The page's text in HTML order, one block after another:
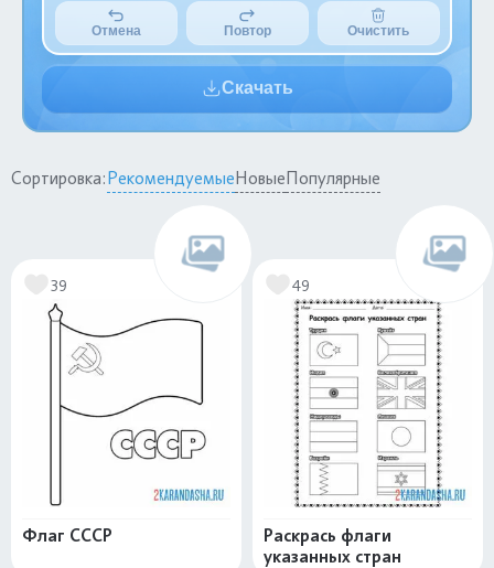
Отмена Повтор Очистить
Скачать
Сортировка:РекомендуемыеНовыеПопулярные
39
Флаг СССР
49
Раскрась флаги
указанных стран